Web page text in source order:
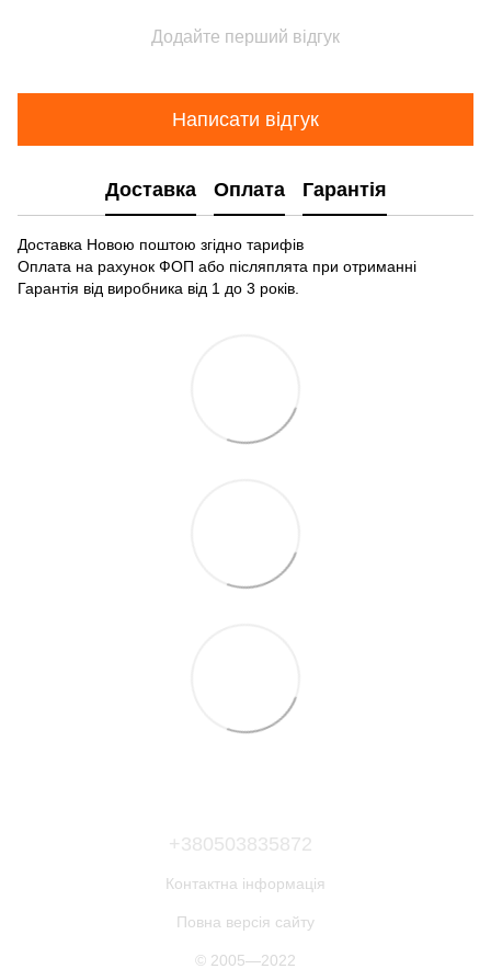
Додайте перший відгук
Написати відгук
Доставка Оплата Гарантія
Доставка Новою поштою згідно тарифів
Оплата на рахунок ФОП або післяплята при отриманні
Гарантія від виробника від 1 до 3 років.
+380503835872
Контактна інформація
Повна версія сайту
© 2005—2022